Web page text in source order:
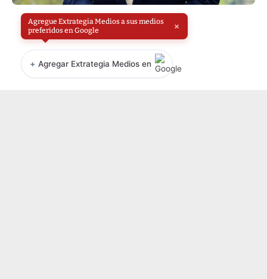
Agregue Extrategia Medios a sus medios
preferidos en Google
×
+ Agregar Extrategia Medios en